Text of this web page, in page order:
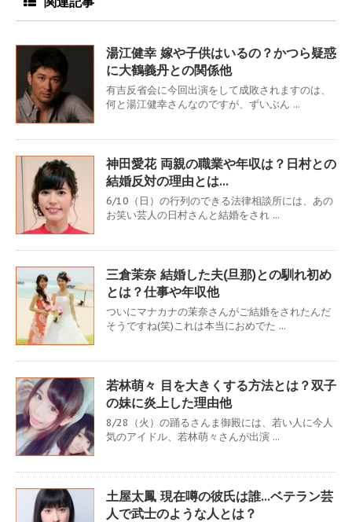
湯江健幸 嫁や子供はいるの？かつら疑惑
に大鶴義丹との関係他
有吉反省会に今回出演をして成敗されますのは、
何と湯江健幸さんなのですが、ずいぶん ...
神田愛花 両親の職業や年収は？日村との
結婚反対の理由とは…
6/10（日）の行列のできる法律相談所には、あの
お笑い芸人の日村さんと結婚をされ ...
三倉茉奈 結婚した夫(旦那)との馴れ初め
とは？仕事や年収他
ついにマナカナの茉奈さんがご結婚をされたんだ
そうですね(笑)これは本当におめでた ...
若林萌々 目を大きくする方法とは？双子
の妹に炎上した理由他
8/28（火）の踊るさんま御殿には、若い人に今人
気のアイドル、若林萌々さんが出演 ...
土屋太鳳 現在噂の彼氏は誰…ベテラン芸
人で武士のような人とは？